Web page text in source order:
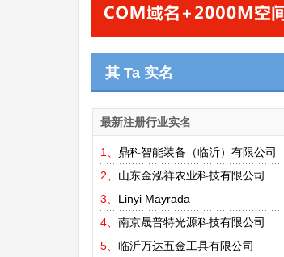
其 Ta 实名
最新注册行业实名
1、 鼎科智能装备（临沂）有限公司
2、 山东金泓祥农业科技有限公司
3、 Linyi Mayrada
4、 南京晟普特光源科技有限公司
5、 临沂万达五金工具有限公司